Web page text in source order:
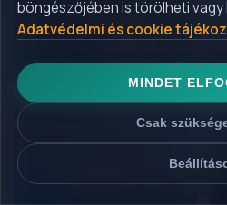
#Bosznia-Hercegovina
utazás
#Buszos utazás
böngészőjében is törölheti
Adatvédelmi és cookie
Csak
MINDET